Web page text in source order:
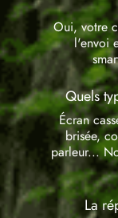
Oui, votre
l'envoi
Quels
Écran
brisée,
parleur...
La